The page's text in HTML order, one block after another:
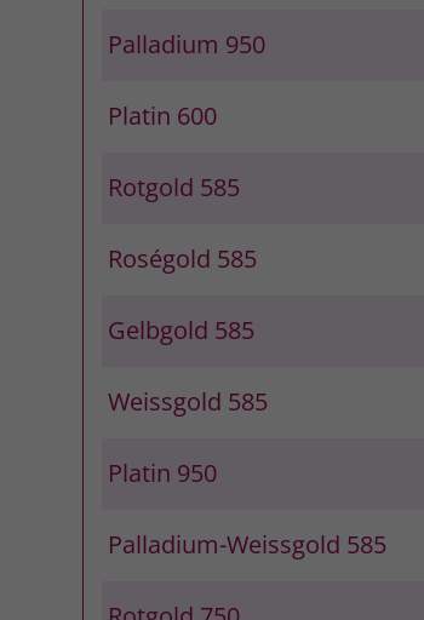
Palladium 950
Platin 600
Rotgold 585
Roségold 585
Gelbgold 585
Weissgold 585
Platin 950
Palladium-Weissgold 585